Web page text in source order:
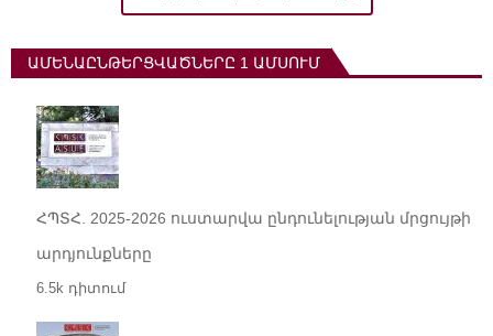
ԱՄԵՆԱԸՆԹԵՐՑՎԱԾՆԵՐԸ 1 ԱՄՍՈՒՄ
ՀՊՏՀ. 2025-2026 ուստարվա ընդունելության մրցույթի
արդյունքները
6.5k դիտում